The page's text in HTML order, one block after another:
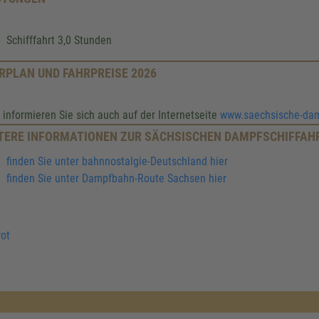
Schifffahrt 3,0 Stunden
UND FAHRPREISE 2026
Sie sich auch auf der Internetseite www.saechsische-
INFORMATIONEN ZUR SÄCHSISCHEN
finden Sie unter bahnnostalgie-Deutschland hier
finden Sie unter Dampfbahn-Route Sachsen hier